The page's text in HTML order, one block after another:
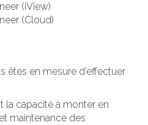
(iView)
(Cloud)
êtes en mesure d’effectuer
la capacité à monter en
maintenance des